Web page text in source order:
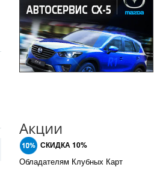
Акции
СКИДКА 10%
Обладателям Клубных Карт